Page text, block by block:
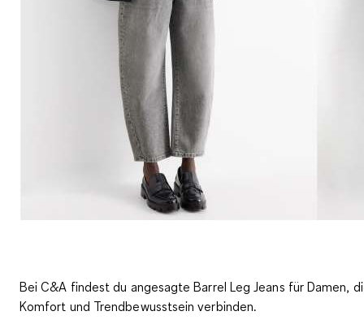
Bei C&A findest du angesagte Barrel Leg Jeans für Damen,
Komfort und Trendbewusstsein verbinden.